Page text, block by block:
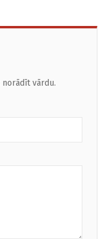
vārdu.